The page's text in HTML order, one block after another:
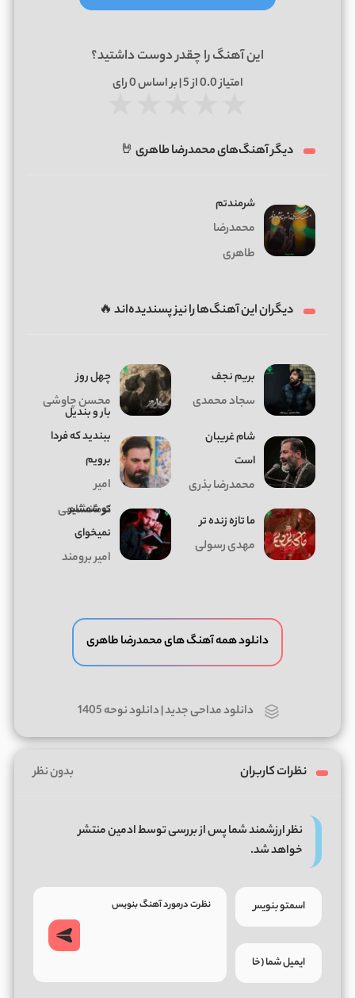
این آهنگ را چقدر دوست داشتید؟
امتیاز0.0از 5 | بر اساس 0رای
دیگر آهنگ‌های محمدرضا طاهری 🤘
شرمندتم
محمدرضا
طاهری
دیگران این آهنگ‌ها را نیز پسندیده‌اند 🔥
بریم نجف
سجاد محمدی
چهل روز
محسن چاوشی
شام غریبان
است
محمدرضا بذری
بار و بندیل
ببندید که فردا
برویم
امیر
کرمانشاهی
ما تازه زنده تر
مهدی رسولی
تو شمشیر
نمیخوای
امیر برومند
دانلود همه آهنگ های محمدرضا طاهری
دانلود مداحی جدید | دانلود نوحه 1405
نظرات کاربران بدون نظر
نظر ارزشمند شما پس از بررسی توسط ادمین منتشر
خواهد شد.